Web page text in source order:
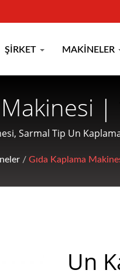
ŞIRKET MAKINELER
|
Sarmal Tip Un
/ Gıda Kaplama
Un